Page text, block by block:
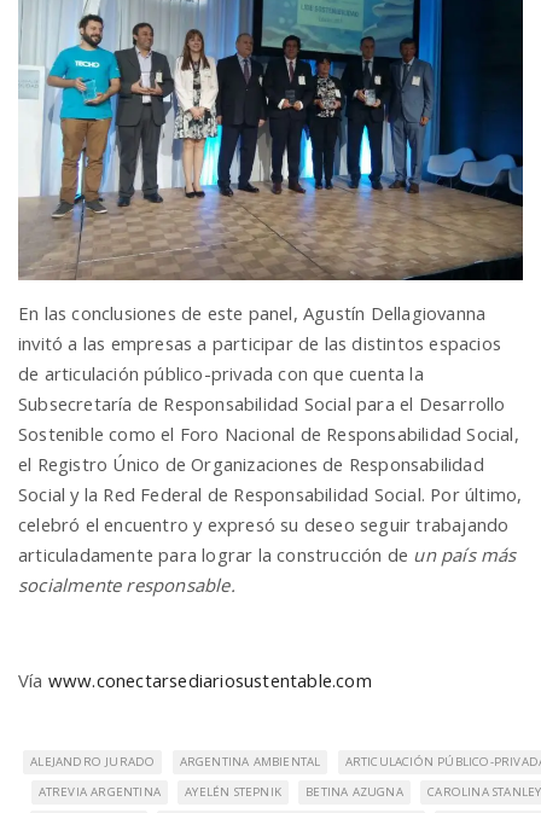
En las conclusiones de este panel, Agustín Dellagiovanna
invitó a las empresas a participar de las distintos espacios
de articulación público-privada con que cuenta la
Subsecretaría de Responsabilidad Social para el Desarrollo
Sostenible como el Foro Nacional de Responsabilidad Social,
el Registro Único de Organizaciones de Responsabilidad
Social y la Red Federal de Responsabilidad Social. Por último,
celebró el encuentro y expresó su deseo seguir trabajando
articuladamente para lograr la construcción de un país más
socialmente responsable.
Vía www.conectarsediariosustentable.com
ALEJANDRO JURADO ARGENTINA AMBIENTAL
ARTICULACIÓN PÚBLICO-
ATREVIA ARGENTINA
AYELÉN STEPNIK BETINA AZUGNA
CAROLINA STANLEY